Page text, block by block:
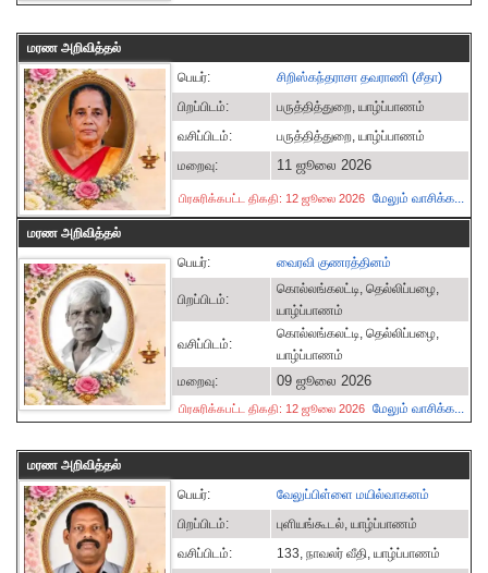
மரண அறிவித்தல்
பெயர்:
சிறிஸ்கந்தராசா தவராணி (சீதா)
பிறப்பிடம்:
பருத்தித்துறை, யாழ்ப்பாணம்
வசிப்பிடம்:
பருத்தித்துறை, யாழ்ப்பாணம்
மறைவு:
11 ஜூலை 2026
பிரசுரிக்கபட்ட திகதி: 12 ஜூலை 2026 மேலும் வாசிக்க...
மரண அறிவித்தல்
பெயர்:
வைரவி குணரத்தினம்
பிறப்பிடம்:
கொல்லங்கலட்டி, தெல்லிப்பழை,
யாழ்ப்பாணம்
வசிப்பிடம்:
கொல்லங்கலட்டி, தெல்லிப்பழை,
யாழ்ப்பாணம்
மறைவு:
09 ஜூலை 2026
பிரசுரிக்கபட்ட திகதி: 12 ஜூலை 2026 மேலும் வாசிக்க...
மரண அறிவித்தல்
பெயர்:
வேலுப்பிள்ளை மயில்வாகனம்
பிறப்பிடம்:
புளியங்கூடல், யாழ்ப்பாணம்
வசிப்பிடம்:
133, நாவலர் வீதி, யாழ்ப்பாணம்